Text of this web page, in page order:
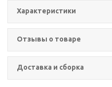
Характеристики
Отзывы о товаре
Доставка и сборка